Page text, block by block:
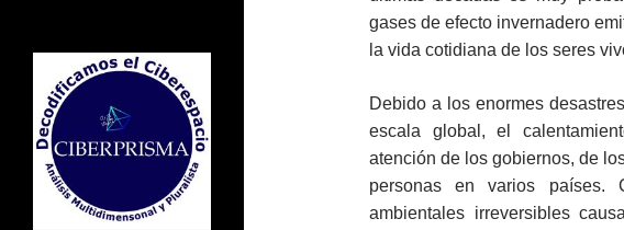
gases de efecto invernadero
la vida cotidiana de los seres
Debido a los enormes
escala global, el
atención de los gobiernos, de
personas en varios
ambientales irreversibles